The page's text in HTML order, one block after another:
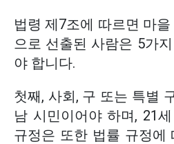
법령 제7조에 따르면 마
으로 선출된 사람은 5가
야 합니다.
첫째, 사회, 구 또는 특별
남 시민이어야 하며, 21
규정은 또한 법률 규정에